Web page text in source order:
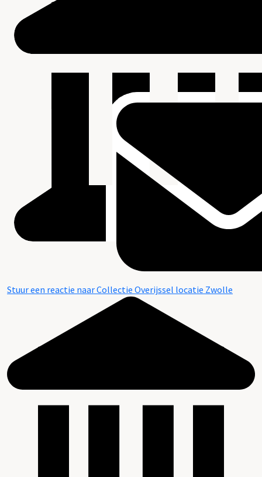
Stuur een reactie naar Collectie Overijssel locatie Zwolle